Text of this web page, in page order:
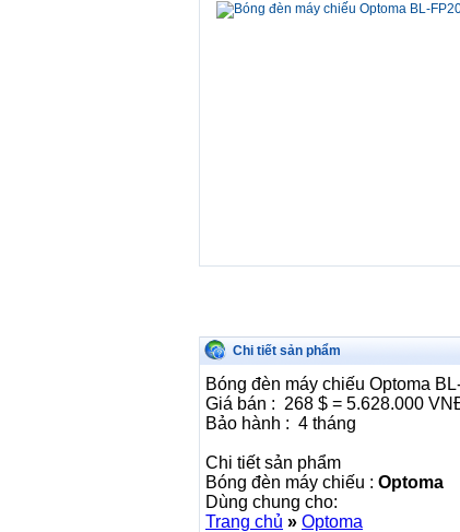
Chi tiết sản phẩm
Bóng đèn máy chiếu Optoma
Giá bán : 268 $ = 5.628.000
Bảo hành : 4 tháng
Chi tiết sản phẩm
Bóng đèn máy chiếu : Optoma
Dùng chung cho:
Trang chủ » Optoma